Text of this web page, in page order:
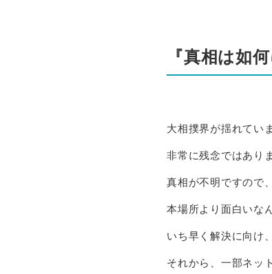
『真相は如
大相撲界が揺れてい
非常に残念ではあり
真相が不明ですので
本場所より面白いな
いち早く解決に向け
それから、一部ネッ